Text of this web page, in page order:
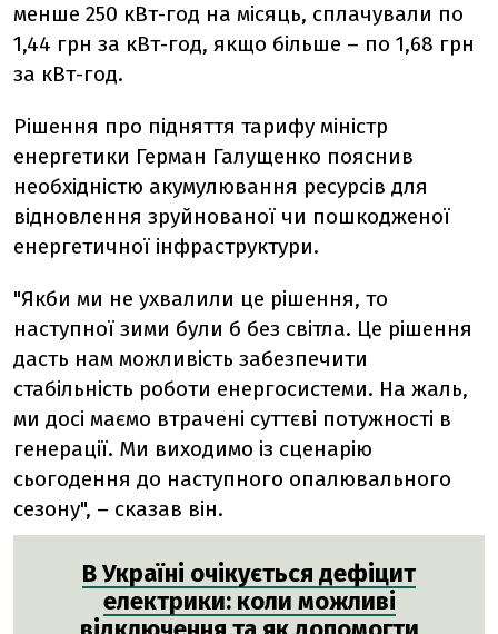
менше 250 кВт-год на місяць, сплачували по
1,44 грн за кВт-год, якщо більше – по 1,68 грн
за кВт-год.
Рішення про підняття тарифу міністр
енергетики Герман Галущенко пояснив
необхідністю акумулювання ресурсів для
відновлення зруйнованої чи пошкодженої
енергетичної інфраструктури.
"Якби ми не ухвалили це рішення, то
наступної зими були б без світла. Це рішення
дасть нам можливість забезпечити
стабільність роботи енергосистеми. На жаль,
ми досі маємо втрачені суттєві потужності в
генерації. Ми виходимо із сценарію
сьогодення до наступного опалювального
сезону", – сказав він.
В Україні очікується дефіцит
електрики: коли можливі